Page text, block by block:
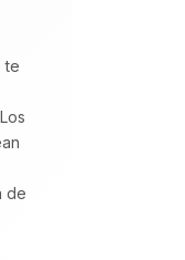
te
de